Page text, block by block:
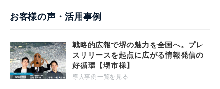
お客様の声・活用事例
戦略的広報で堺の魅力を全国へ。プレ
スリリースを起点に広がる情報発信の
好循環【堺市様】
導入事例一覧を見る